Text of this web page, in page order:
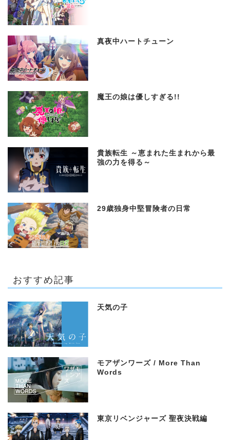
真夜中ハートチューン
魔王の娘は優しすぎる!!
貴族転生 ～恵まれた生まれから最
強の力を得る～
29歳独身中堅冒険者の日常
おすすめ記事
天気の子
モアザンワーズ / More Than
Words
東京リベンジャーズ 聖夜決戦編